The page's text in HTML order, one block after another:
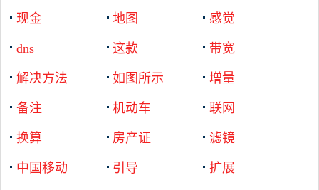
现金 地图 感觉
dns 这款 带宽
解决方法 如图所示 增量
备注 机动车 联网
换算 房产证 滤镜
中国移动 引导 扩展